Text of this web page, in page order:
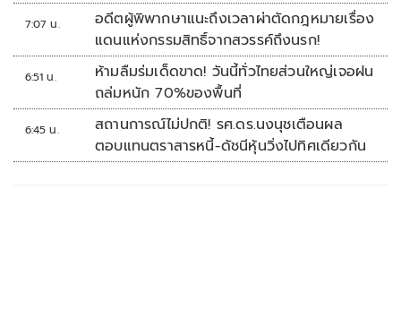
7:07 น.
อดีตผู้พิพากษาแนะถึงเวลาผ่าตัดกฎหมายเรื่อง
แดนแห่งกรรมสิทธิ์จากสวรรค์ถึงนรก!
6:51 น.
ห้ามลืมร่มเด็ดขาด! วันนี้ทั่วไทยส่วนใหญ่เจอฝน
ถล่มหนัก 70%ของพื้นที่
6:45 น.
สถานการณ์ไม่ปกติ! รศ.ดร.นงนุชเตือนผล
ตอบแทนตราสารหนี้-ดัชนีหุ้นวิ่งไปทิศเดียวกัน